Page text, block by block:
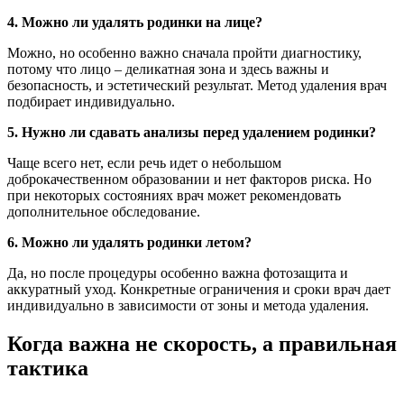
4. Можно ли удалять родинки на лице?
Можно, но особенно важно сначала пройти диагностику,
потому что лицо – деликатная зона и здесь важны и
безопасность, и эстетический результат. Метод удаления врач
подбирает индивидуально.
5. Нужно ли сдавать анализы перед удалением родинки?
Чаще всего нет, если речь идет о небольшом
доброкачественном образовании и нет факторов риска. Но
при некоторых состояниях врач может рекомендовать
дополнительное обследование.
6. Можно ли удалять родинки летом?
Да, но после процедуры особенно важна фотозащита и
аккуратный уход. Конкретные ограничения и сроки врач дает
индивидуально в зависимости от зоны и метода удаления.
Когда важна не скорость, а правильная
тактика